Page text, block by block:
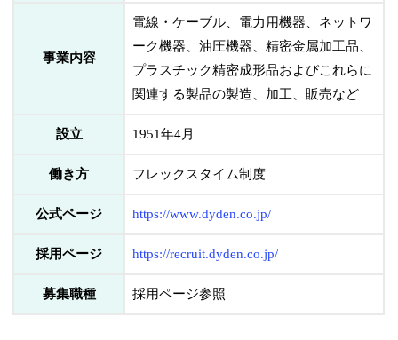
事業内容
電線・ケーブル、電力用機器、ネットワ
ーク機器、油圧機器、精密金属加工品、
プラスチック精密成形品およびこれらに
関連する製品の製造、加工、販売など
設立 1951年4月
働き方 フレックスタイム制度
公式ページ https://www.dyden.co.jp/
採用ページ https://recruit.dyden.co.jp/
募集職種 採用ページ参照